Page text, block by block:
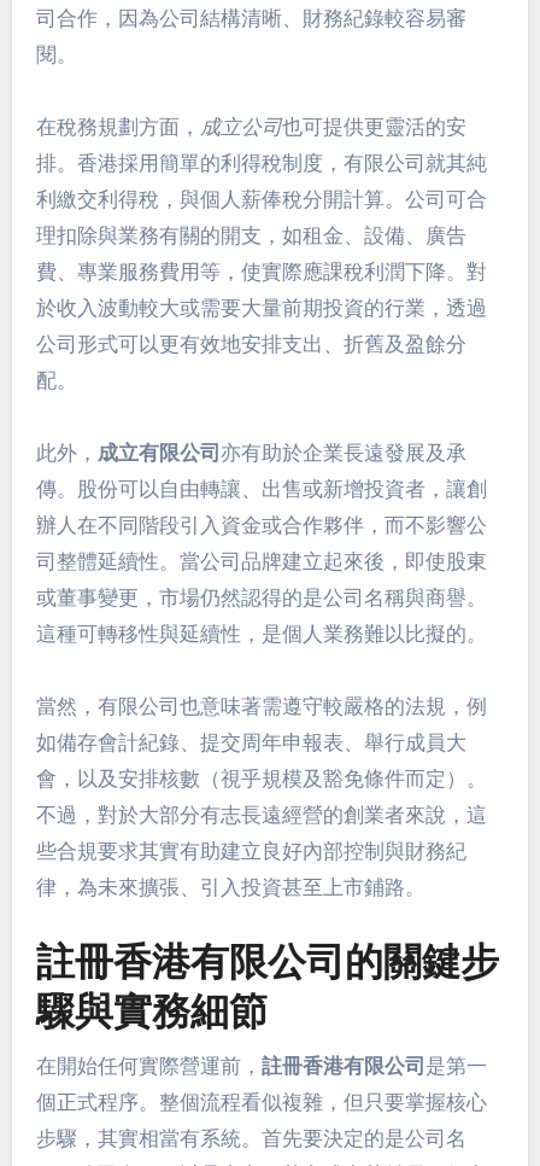
司合作，因為公司結構清晰、財務紀錄較容易審
閱。
在稅務規劃方面， 成立公司也可提供更靈活的安
排。香港採用簡單的利得稅制度，有限公司就其純
利繳交利得稅，與個人薪俸稅分開計算。公司可合
理扣除與業務有關的開支，如租金、設備、廣告
費、專業服務費用等，使實際應課稅利潤下降。對
於收入波動較大或需要大量前期投資的行業，透過
公司形式可以更有效地安排支出、折舊及盈餘分
配。
此外， 成立有限公司 亦有助於企業長遠發展及承
傳。股份可以自由轉讓、出售或新增投資者，讓創
辦人在不同階段引入資金或合作夥伴，而不影響公
司整體延續性。當公司品牌建立起來後，即使股東
或董事變更，市場仍然認得的是公司名稱與商譽。
這種可轉移性與延續性，是個人業務難以比擬的。
當然，有限公司也意味著需遵守較嚴格的法規，例
如備存會計紀錄、提交周年申報表、舉行成員大
會，以及安排核數（視乎規模及豁免條件而定）。
不過，對於大部分有志長遠經營的創業者來說，這
些合規要求其實有助建立良好內部控制與財務紀
律，為未來擴張、引入投資甚至上市鋪路。
註冊香港有限公司的關鍵步
驟與實務細節
在開始任何實際營運前， 註冊香港有限公司 是第一
個正式程序。整個流程看似複雜，但只要掌握核心
步驟，其實相當有系統。首先要決定的是公司名